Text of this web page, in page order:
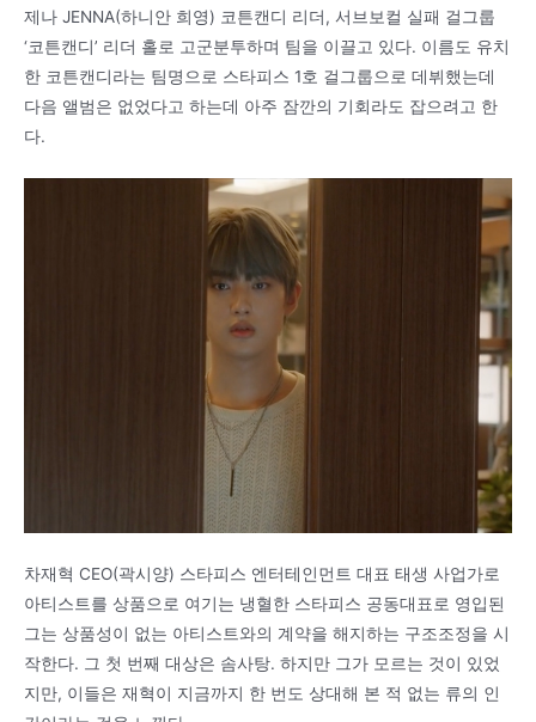
제나 JENNA(하니안 희영) 코튼캔디 리더, 서브보컬 실패 걸그룹
‘코튼캔디’ 리더 홀로 고군분투하며 팀을 이끌고 있다. 이름도 유치
한 코튼캔디라는 팀명으로 스타피스 1호 걸그룹으로 데뷔했는데
다음 앨범은 없었다고 하는데 아주 잠깐의 기회라도 잡으려고 한
다.
차재혁 CEO(곽시양) 스타피스 엔터테인먼트 대표 태생 사업가로
아티스트를 상품으로 여기는 냉혈한 스타피스 공동대표로 영입된
그는 상품성이 없는 아티스트와의 계약을 해지하는 구조조정을 시
작한다. 그 첫 번째 대상은 솜사탕. 하지만 그가 모르는 것이 있었
지만, 이들은 재혁이 지금까지 한 번도 상대해 본 적 없는 류의 인